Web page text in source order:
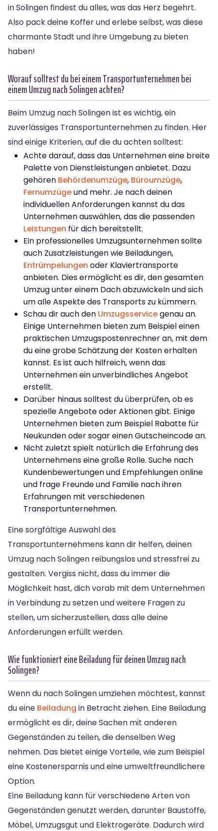
in Solingen findest du alles, was das Herz begehrt.
Also pack deine Koffer und erlebe selbst, was diese
charmante Stadt und ihre Umgebung zu bieten
haben!
Worauf solltest du bei einem Transportunternehmen bei
einem Umzug nach Solingen achten?
Beim Umzug nach Solingen ist es wichtig, ein
zuverlässiges Transportunternehmen zu finden. Hier
sind einige Kriterien, auf die du achten solltest:
Achte darauf, dass das Unternehmen eine breite
Palette von Dienstleistungen anbietet. Dazu
gehören Behördenumzüge, Büroumzüge,
Fernumzügeund mehr. Je nach deinen
individuellen Anforderungen kannst du das
Unternehmen auswählen, das die passenden
Leistungen für dich bereitstellt.
Ein professionelles Umzugsunternehmen sollte
auch Zusatzleistungen wie Beiladungen,
Entrümpelungen oder Klaviertransporte
anbieten. Dies ermöglicht es dir, den gesamten
Umzug unter einem Dach abzuwickeln und sich
um alle Aspekte des Transports zu kümmern.
Schau dir auch den Umzugsservicegenau an.
Einige Unternehmen bieten zum Beispiel einen
praktischen Umzugspostenrechner an, mit dem
du eine grobe Schätzung der Kosten erhalten
kannst. Es ist auch hilfreich, wenn das
Unternehmen ein unverbindliches Angebot
erstellt.
Darüber hinaus solltest du überprüfen, ob es
spezielle Angebote oder Aktionen gibt. Einige
Unternehmen bieten zum Beispiel Rabatte für
Neukunden oder sogar einen Gutscheincode an.
Nicht zuletzt spielt natürlich die Erfahrung des
Unternehmens eine große Rolle. Suche nach
Kundenbewertungen und Empfehlungen online
und frage Freunde und Familie nach ihren
Erfahrungen mit verschiedenen
Transportunternehmen.
Eine sorgfältige Auswahl des
Transportunternehmens kann dir helfen, deinen
Umzug nach Solingen reibungslos und stressfrei zu
gestalten. Vergiss nicht, dass du immer die
Möglichkeit hast, dich vorab mit dem Unternehmen
in Verbindung zu setzen und weitere Fragen zu
stellen, um sicherzustellen, dass alle deine
Anforderungen erfüllt werden.
Wie funktioniert eine Beiladung für deinen Umzug nach
Solingen?
Wenn du nach Solingen umziehen möchtest, kannst
du eine Beiladung in Betracht ziehen. Eine Beiladung
ermöglicht es dir, deine Sachen mit anderen
Gegenständen zu teilen, die denselben Weg
nehmen. Das bietet einige Vorteile, wie zum Beispiel
eine Kostenersparnis und eine umweltfreundlichere
Option.
Eine Beiladung kann für verschiedene Arten von
Gegenständen genutzt werden, darunter Baustoffe,
Möbel, Umzugsgut und Elektrogeräte. Dadurch wird